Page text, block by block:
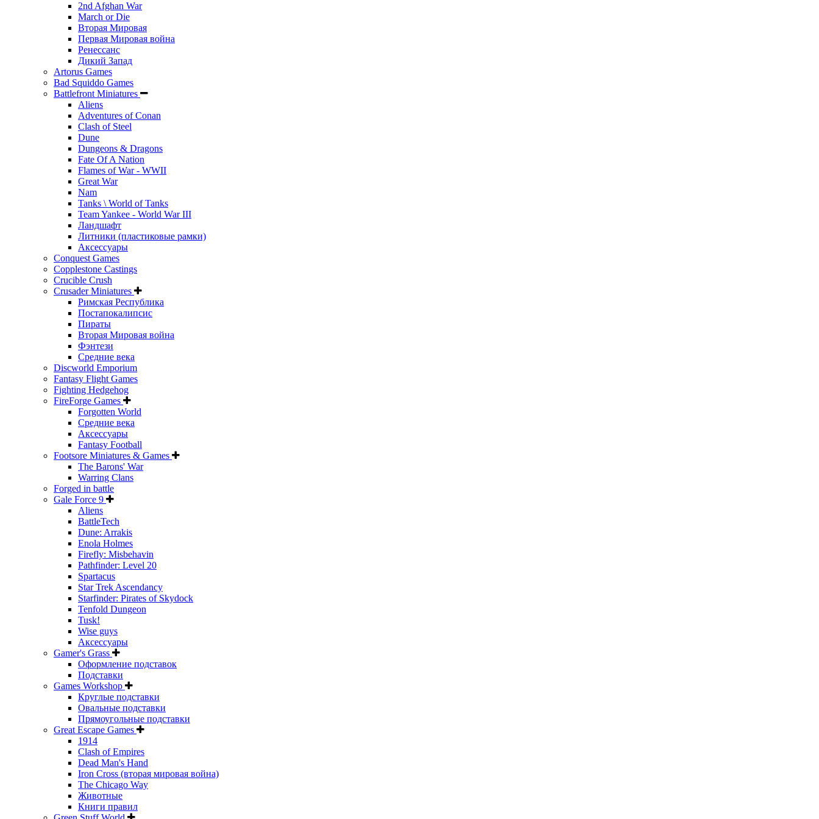
2nd Afghan War
March or Die
Вторая Мировая
Первая Мировая война
Ренессанс
Дикий Запад
Artorus Games
Bad Squiddo Games
Battlefront Miniatures
Aliens
Adventures of Conan
Clash of Steel
Dune
Dungeons & Dragons
Fate Of A Nation
Flames of War - WWII
Great War
Nam
Tanks \ World of Tanks
Team Yankee - World War III
Ландшафт
Литники (пластиковые рамки)
Аксессуары
Conquest Games
Copplestone Castings
Crucible Crush
Crusader Miniatures
Римская Республика
Постапокалипсис
Пираты
Вторая Мировая война
Фэнтези
Средние века
Discworld Emporium
Fantasy Flight Games
Fighting Hedgehog
FireForge Games
Forgotten World
Средние века
Аксессуары
Fantasy Football
Footsore Miniatures & Games
The Barons' War
Warring Clans
Forged in battle
Gale Force 9
Aliens
BattleTech
Dune: Arrakis
Enola Holmes
Firefly: Misbehavin
Pathfinder: Level 20
Spartacus
Star Trek Ascendancy
Starfinder: Pirates of Skydock
Tenfold Dungeon
Tusk!
Wise guys
Аксессуары
Gamer's Grass
Оформление подставок
Подставки
Games Workshop
Круглые подставки
Овальные подставки
Прямоугольные подставки
Great Escape Games
1914
Clash of Empires
Dead Man's Hand
Iron Cross (вторая мировая война)
The Chicago Way
Животные
Книги правил